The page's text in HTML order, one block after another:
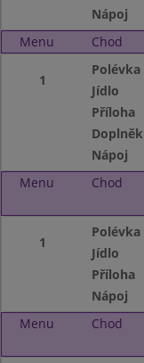
Nápoj
Menu
Chod
1
Polévka
Jídlo
Příloha
Doplněk
Nápoj
Menu
Chod
1
Polévka
Jídlo
Příloha
Nápoj
Menu
Chod